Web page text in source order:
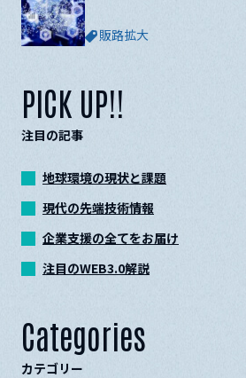
販路拡大
PICK UP!!
注目の記事
地球環境の現状と課題
現代の先端技術情報
企業支援の全てをお届け
注目のWEB3.0解説
Categories
カテゴリー